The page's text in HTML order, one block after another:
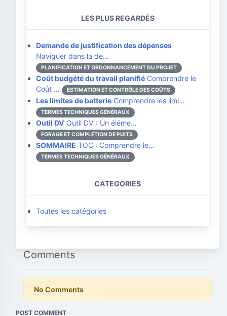
LES PLUS REGARDÉS
Demande de justification des dépenses
Naviguer dans la de…
PLANIFICATION ET ORDONNANCEMENT DU PROJET
Coût budgété du travail planifié Comprendre le
Coût …
ESTIMATION ET CONTRÔLE DES COÛTS
Les limites de batterie Comprendre les limi…
TERMES TECHNIQUES GÉNÉRAUX
Outil DV Outil DV : Un éléme…
FORAGE ET COMPLÉTION DE PUITS
SOMMAIRE TOC : Comprendre le…
TERMES TECHNIQUES GÉNÉRAUX
CATEGORIES
Toutes les catégories
Comments
No Comments
POST COMMENT